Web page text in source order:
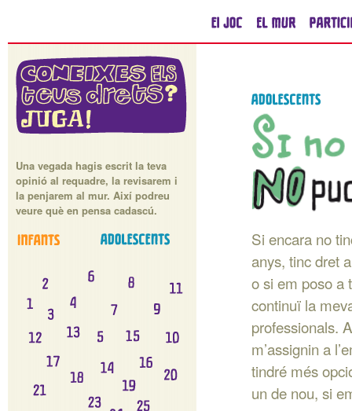
Una vegada hagis escrit la teva
opinió al requadre, la revisarem i
la penjarem al mur. Així podreu
veure què en pensa cadascú.
Si encara no
anys, tinc dret
o si em poso a
continuï la
professionals.
m’assignin a
tindré més
un de nou, si